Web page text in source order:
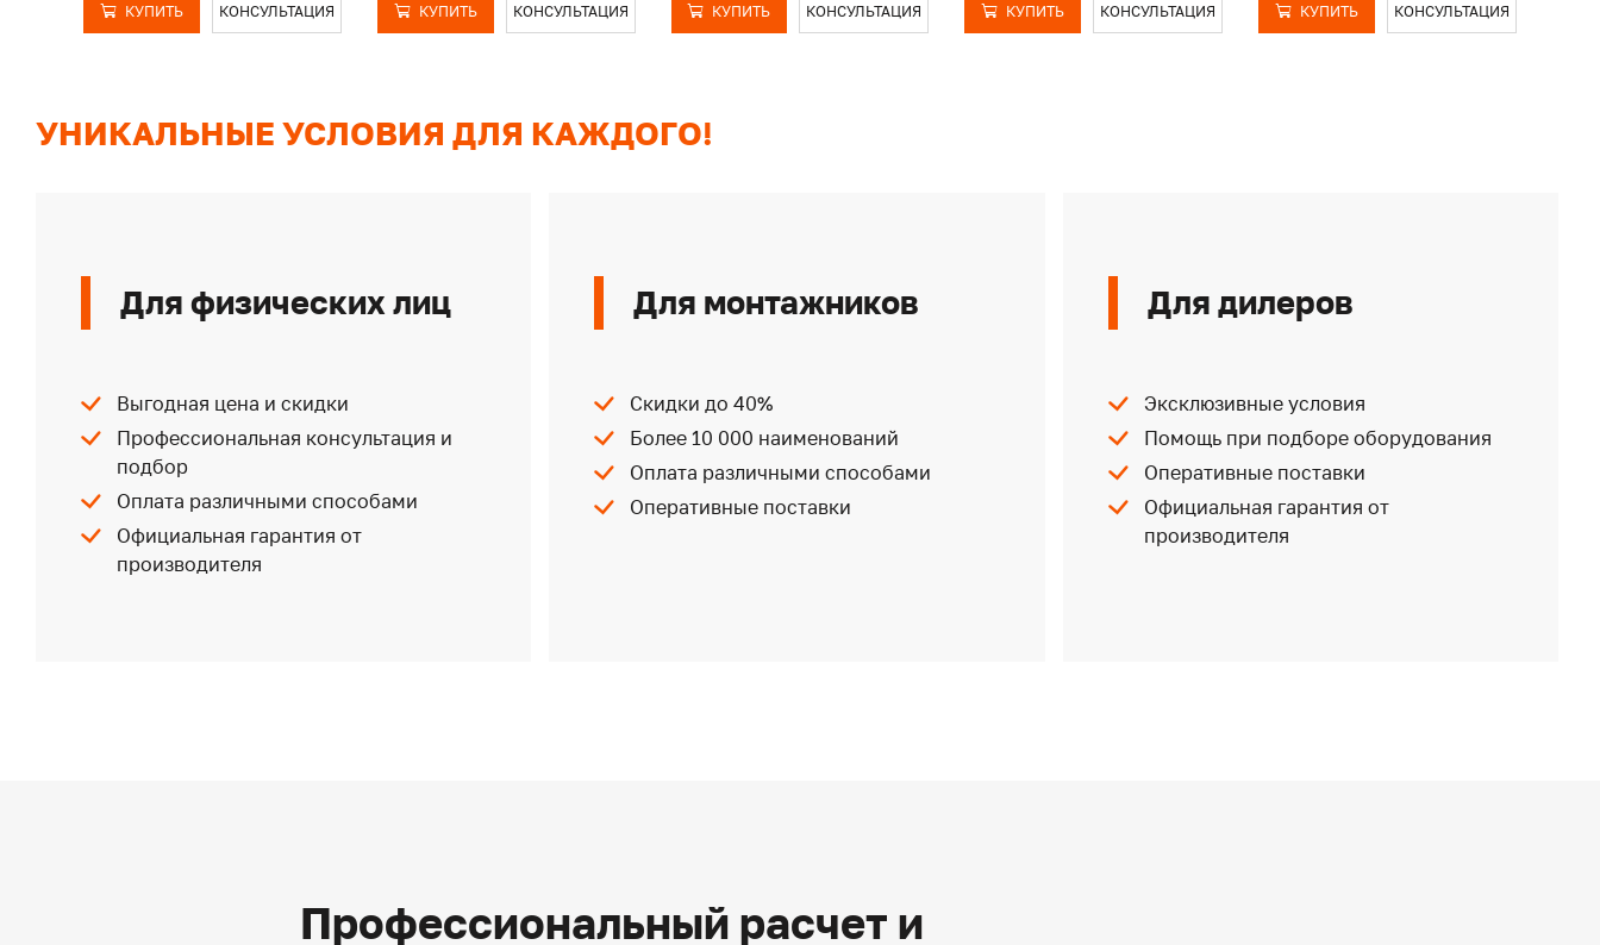
КУПИТЬ КОНСУЛЬТАЦИЯ КУПИТЬ КОНСУЛЬТАЦИЯ КУПИТЬ КОНСУЛЬТАЦИЯ КУПИТЬ КОНСУЛЬТАЦИЯ КУПИТЬ КОНСУЛЬТАЦИЯ
УНИКАЛЬНЫЕ УСЛОВИЯ ДЛЯ КАЖДОГО!
Для физических лиц
Выгодная цена и скидки
Профессиональная консультация и
подбор
Оплата различными способами
Официальная гарантия от
производителя
Для монтажников
Скидки до 40%
Более 10 000 наименований
Оплата различными способами
Оперативные поставки
Для дилеров
Эксклюзивные условия
Помощь при подборе оборудования
Оперативные поставки
Официальная гарантия от
производителя
Профессиональный расчет и